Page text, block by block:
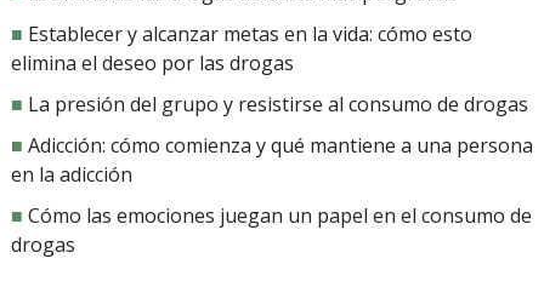
■ Establecer y alcanzar metas en la vida: cómo esto
elimina el deseo por las drogas
■ La presión del grupo y resistirse al consumo de drogas
■ Adicción: cómo comienza y qué mantiene a una persona
en la adicción
■ Cómo las emociones juegan un papel en el consumo de
drogas